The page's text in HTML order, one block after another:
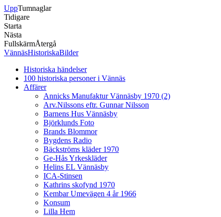
UppTumnaglar
Tidigare
Starta
Nästa
FullskärmÅtergå
VännäsHistoriskaBilder
Historiska händelser
100 historiska personer i Vännäs
Affärer
Annicks Manufaktur Vännäsby 1970 (2)
Arv.Nilssons eftr. Gunnar Nilsson
Barnens Hus Vännäsby
Björklunds Foto
Brands Blommor
Bygdens Radio
Bäckströms kläder 1970
Ge-Hås Yrkeskläder
Helins EL Vännäsby
ICA-Stinsen
Kathrins skofynd 1970
Kembar Umevägen 4 år 1966
Konsum
Lilla Hem